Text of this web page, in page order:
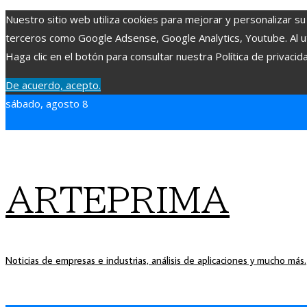
Nuestro sitio web utiliza cookies para mejorar y personalizar
terceros como Google Adsense, Google Analytics, Youtube.
Haga clic en el botón para consultar nuestra Política de
De acuerdo, acepto.
sábado, agosto 8
ARTEPRIMA
Noticias de empresas e industrias, análisis de aplicaciones y mucho más.